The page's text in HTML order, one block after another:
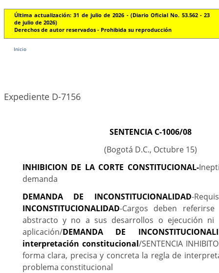
Última actualización: 31 de julio de 2026 - (Diario Oficial No. 53.562 - 23
de julio de 2026)
Derechos de autor reservados - Prohibida su reproducción
Inicio
Expediente D-7156
SENTENCIA C-1006/08
(Bogotá D.C., Octubre 15)
INHIBICION DE LA CORTE CONSTITUCIONAL-
demanda
DEMANDA DE INCONSTITUCIONALIDAD-
INCONSTITUCIONALIDAD-Cargos deben
abstracto y no a sus desarrollos o ejecución
aplicación/DEMANDA DE
interpretación constitucional/SENTENCIA
forma clara, precisa y concreta la regla de
problema constitucional